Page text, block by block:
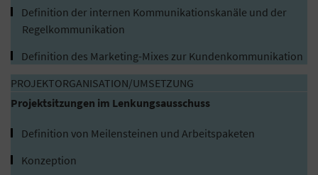
Definition der internen Kommunikationskanäle und der
Regelkommunikation
Definition des Marketing-Mixes zur Kundenkommunikation
PROJEKTORGANISATION/UMSETZUNG
Projektsitzungen im Lenkungsausschuss
Definition von Meilensteinen und Arbeitspaketen
Konzeption